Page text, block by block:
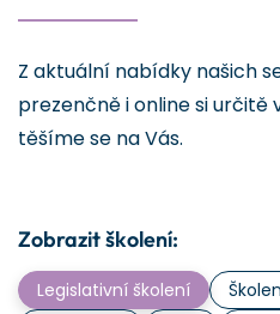
Z aktuální nabídky našich
prezenčně i online si určitě
těšíme se na Vás.
Zobrazit školení:
Legislativní školení